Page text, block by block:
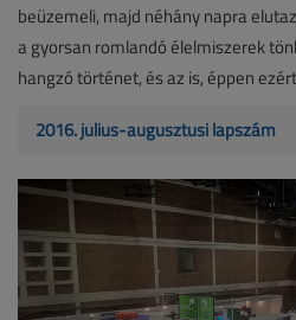
beüzemeli, majd néhány napra
a gyorsan romlandó élelmiszerek
hangzó történet, és az is, éppen
2016. július-augusztusi lapszám